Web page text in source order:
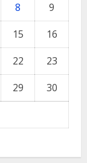
8
9
15
16
22
23
29
30